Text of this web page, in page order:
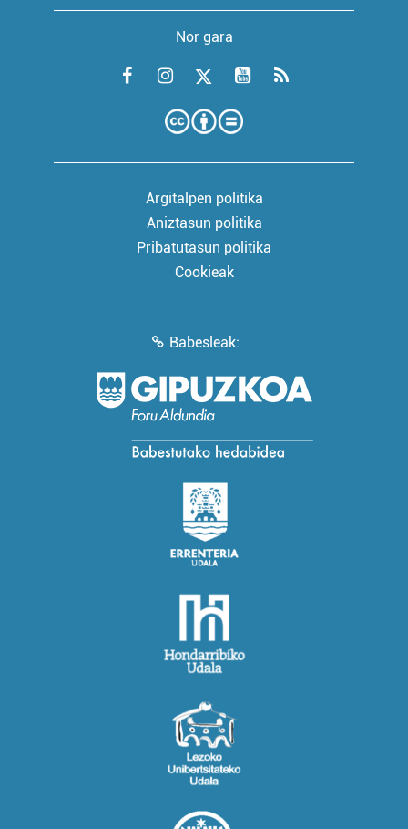
Nor gara
Argitalpen politika
Aniztasun politika
Pribatutasun politika
Cookieak
Babesleak: